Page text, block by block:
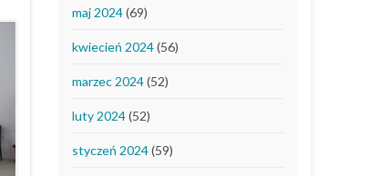
maj 2024(69)
kwiecień 2024(56)
marzec 2024(52)
luty 2024(52)
styczeń 2024(59)